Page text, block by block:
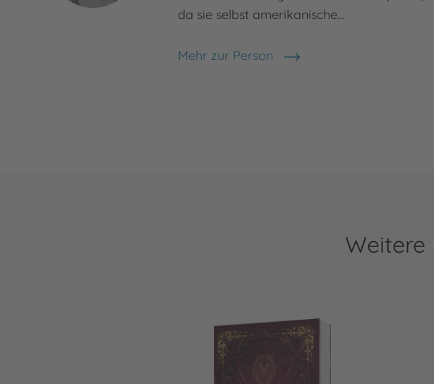
da sie selbst amerikanische…
Mehr zur Person
Ana Woods
Weitere